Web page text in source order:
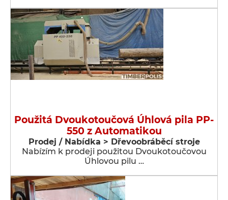
Použitá Dvoukotoučová Úhlová pila PP-
550 z Automatikou
Prodej / Nabídka > Dřevoobráběcí stroje
Nabízím k prodeji použitou Dvoukotoučovou
Úhlovou pilu …